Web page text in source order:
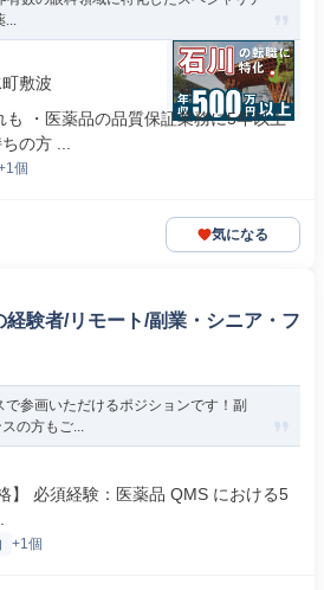
...
敷波
も ・医薬品の品質保証業務に5年以上
の方 ...
個
気になる
経験者/リモート/副業・シニア・フ
参画いただけるポジションです！副
の方もご...
】 必須経験：医薬品 QMS における5
+1個